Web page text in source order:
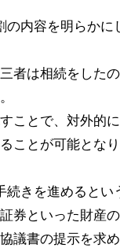
の内容を明らかに
者は相続をした
ことで、対外的
ことが可能となり
きを進めるとい
券といった財産
議書の提示を求